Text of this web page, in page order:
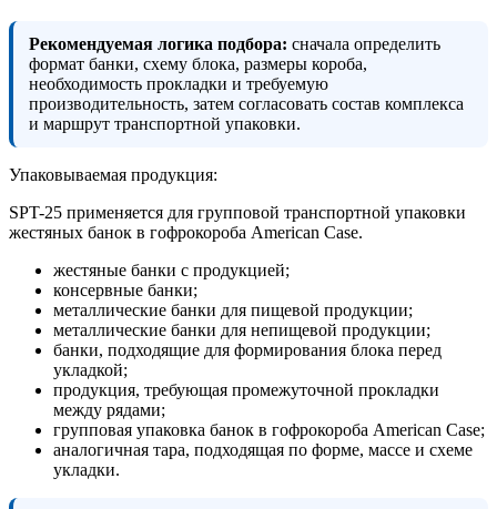
Рекомендуемая логика подбора: сначала определить
формат банки, схему блока, размеры короба,
необходимость прокладки и требуемую
производительность, затем согласовать состав комплекса
и маршрут транспортной упаковки.
Упаковываемая продукция:
SPT-25 применяется для групповой транспортной упаковки
жестяных банок в гофрокороба American Case.
жестяные банки с продукцией;
консервные банки;
металлические банки для пищевой продукции;
металлические банки для непищевой продукции;
банки, подходящие для формирования блока перед
укладкой;
продукция, требующая промежуточной прокладки
между рядами;
групповая упаковка банок в гофрокороба American Case;
аналогичная тара, подходящая по форме, массе и схеме
укладки.